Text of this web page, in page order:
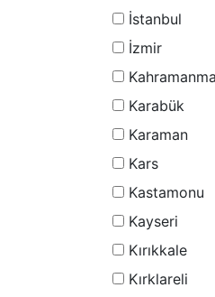
İstanbul
İzmir
Karabük
Karaman
Kars
Kastamonu
Kayseri
Kırıkkale
Kırklareli